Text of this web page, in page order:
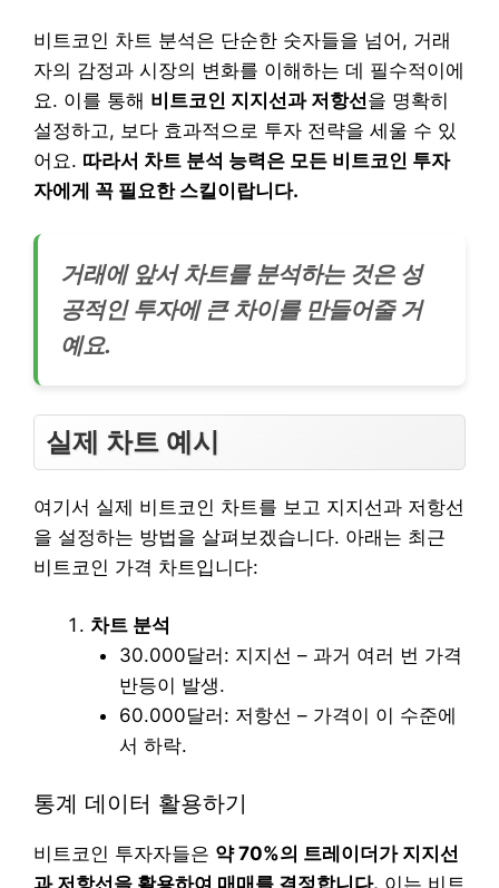
비트코인 차트 분석은 단순한 숫자들을 넘어, 거래
자의 감정과 시장의 변화를 이해하는 데 필수적이에
요. 이를 통해 비트코인 지지선과 저항선을 명확히
설정하고, 보다 효과적으로 투자 전략을 세울 수 있
어요. 따라서 차트 분석 능력은 모든 비트코인 투자
자에게 꼭 필요한 스킬이랍니다.
거래에 앞서 차트를 분석하는 것은 성
공적인 투자에 큰 차이를 만들어줄 거
예요.
실제 차트 예시
여기서 실제 비트코인 차트를 보고 지지선과 저항선
을 설정하는 방법을 살펴보겠습니다. 아래는 최근
비트코인 가격 차트입니다:
차트 분석
30.000달러: 지지선 – 과거 여러 번 가격
반등이 발생.
60.000달러: 저항선 – 가격이 이 수준에
서 하락.
통계 데이터 활용하기
비트코인 투자자들은 약 70%의 트레이더가 지지선
과 저항선을 활용하여 매매를 결정합니다. 이는 비트